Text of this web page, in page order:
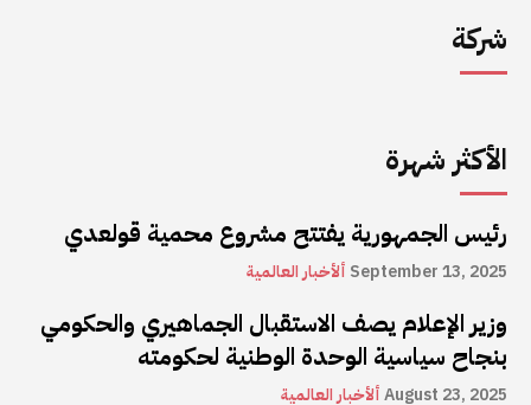
شركة
الأكثر شهرة
رئيس الجمهورية يفتتح مشروع محمية قولعدي
ألأخبار العالمية September 13, 2025
وزير الإعلام يصف الاستقبال الجماهيري والحكومي
بنجاح سياسية الوحدة الوطنية لحكومته
ألأخبار العالميةAugust 23, 2025